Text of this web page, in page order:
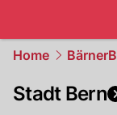
Home
Stadt Bern